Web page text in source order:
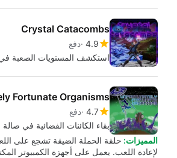
Crystal Catacombs
4.9 دفع
استكشف المستويات الصعبة في
Fortunate Organisms
4.7 دفع
بقاء الكائنات الفضائية في
المميزات: حلقة الحملة الضيقة تشجع على
لإعادة اللعب. يعمل على أجهزة الكمبيوتر المكتبية المتواضعة (2 جيجابايت من